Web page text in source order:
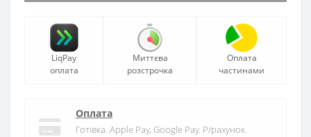
LiqPay
оплата
Миттєва
розстрочка
Оплата
частинами
Оплата
Готівка. Apple Pay, Google Pay. Р/рахунок.